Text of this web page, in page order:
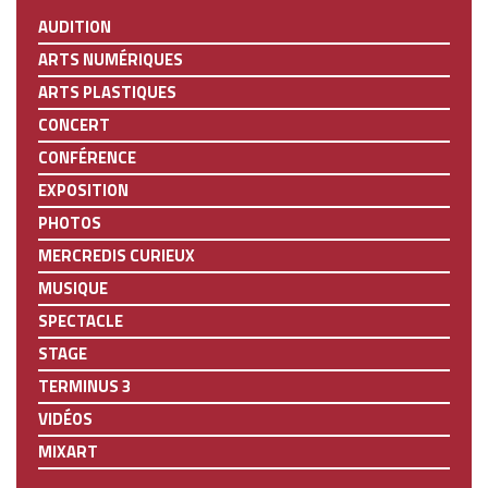
AUDITION
ARTS NUMÉRIQUES
ARTS PLASTIQUES
CONCERT
CONFÉRENCE
EXPOSITION
PHOTOS
MERCREDIS CURIEUX
MUSIQUE
SPECTACLE
STAGE
TERMINUS 3
VIDÉOS
MIXART